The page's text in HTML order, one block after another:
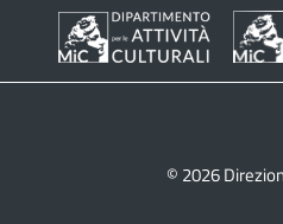
© 2026